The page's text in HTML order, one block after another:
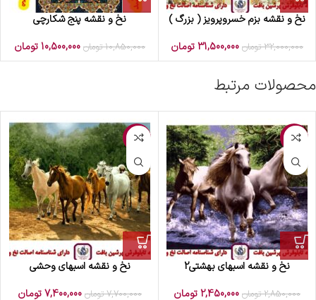
نخ و نقشه بزم خسروپرویز ( بزرگ )
32,000,000 تومان 31,500,000تومان
نخ و نقشه پنج شکارچی
10,850,000 تومان 10,500,000تومان
محصولات مرتبط
-14%
نخ و نقشه اسبهای بهشتی2
2,850,000 تومان 2,450,000تومان
-4%
نخ و نقشه اسبهای وحشی
7,700,000 تومان 7,400,000تومان